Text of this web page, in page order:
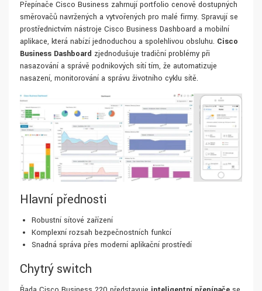
Přepínače Cisco Business zahrnují portfolio cenově dostupných
směrovačů navržených a vytvořených pro malé firmy. Spravují se
prostřednictvím nástroje Cisco Business Dashboard a mobilní
aplikace, která nabízí jednoduchou a spolehlivou obsluhu. Cisco
Business Dashboard zjednodušuje tradiční problémy při
nasazování a správě podnikových sítí tím, že automatizuje
nasazení, monitorování a správu životního cyklu sítě.
Hlavní přednosti
Robustní síťové zařízení
Komplexní rozsah bezpečnostních funkcí
Snadná správa přes moderní aplikační prostředí
Chytrý switch